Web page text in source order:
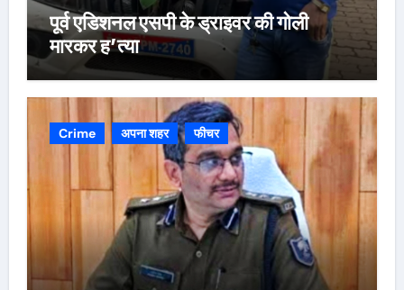
पूर्व एडिशनल एसपी के ड्राइवर की गोली
मारकर ह’त्या
Crime अपना शहर फीचर